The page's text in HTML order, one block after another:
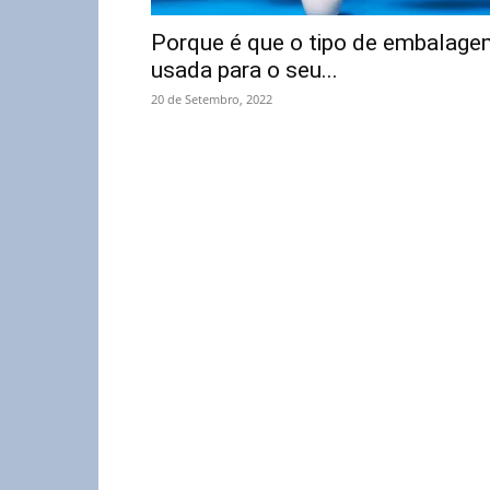
Porque é que o tipo de
usada para o seu...
20 de Setembro, 2022